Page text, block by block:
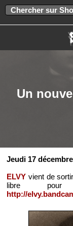
Un
Jeudi 17
ELVY vient de
libre
http://